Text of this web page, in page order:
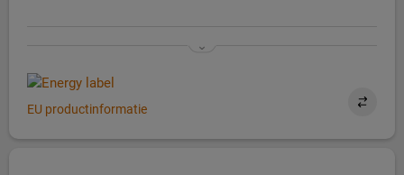
EU productinformatie